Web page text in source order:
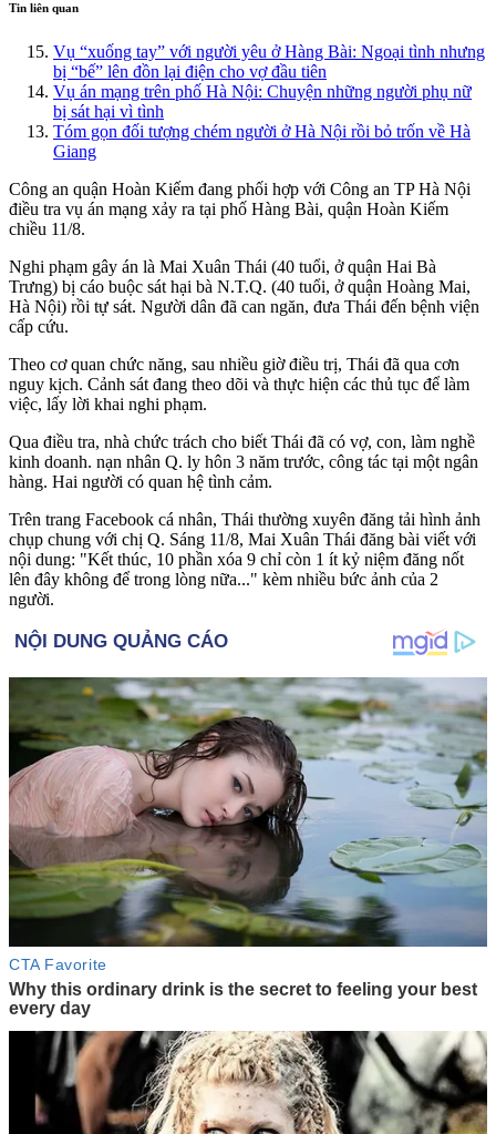
Tin liên quan
Vụ “xuống tay” với người yêu ở Hàng Bài: Ngoại tình nhưng
bị “bế” lên đồn lại điện cho vợ đầu tiên
Vụ án mạng trên phố Hà Nội: Chuyện những người phụ nữ
bị sát hại vì tình
Tóm gọn đối tượng chém người ở Hà Nội rồi bỏ trốn về Hà
Giang
Công an quận Hoàn Kiếm đang phối hợp với Công an TP Hà Nội
điều tra vụ án mạng xảy ra tại phố Hàng Bài, quận Hoàn Kiếm
chiều 11/8.
Nghi phạm gây án là Mai Xuân Thái (40 tuổi, ở quận Hai Bà
Trưng) bị cáo buộc sát hại bà N.T.Q. (40 tuổi, ở quận Hoàng Mai,
Hà Nội) rồi t‌ּự sá‌ּt. Người dân đã can ngăn, đưa Thái đến bệnh viện
cấp cứu.
Theo cơ quan chức năng, sau nhiều giờ điều trị, Thái đã qua cơn
nguy kịch. Cảnh sát đang theo dõi và thực hiện các thủ tục để làm
việc, lấy lời khai nghi phạm.
Qua điều tra, nhà chức trách cho biết Thái đã có vợ, con, làm nghề
kinh doanh. nạn nhân Q. ly hôn 3 năm trước, công tác tại một ngân
hàng. Hai người có quan hệ tình cảm.
Trên trang Facebook cá nhân, Thái thường xuyên đăng tải hình ảnh
chụp chung với chị Q. Sáng 11/8, Mai Xuân Thái đăng bài viết với
nội dung: "Kết thúc, 10 phần xóa 9 chỉ còn 1 ít kỷ niệm đăng nốt
lên đây không để trong lòng nữa..." kèm nhiều bức ảnh của 2
người.